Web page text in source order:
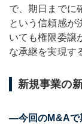
で、期日までに
という信頼感が
いても権限委譲
な承継を実現す
新規事業の
―今回のM&Aで